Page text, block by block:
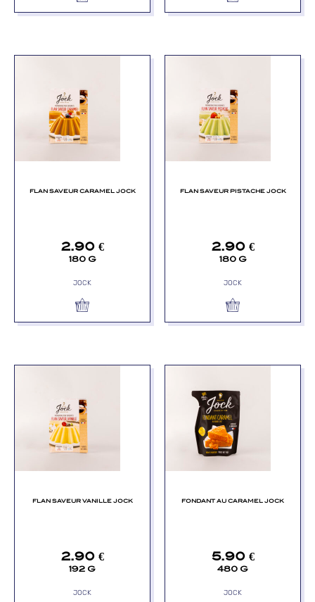
FLAN SAVEUR CARAMEL JOCK
2.90 €
180 G
JOCK
FLAN SAVEUR PISTACHE JOCK
2.90 €
180 G
JOCK
FLAN SAVEUR VANILLE JOCK
2.90 €
192 G
JOCK
FONDANT AU CARAMEL JOCK
5.90 €
480 G
JOCK